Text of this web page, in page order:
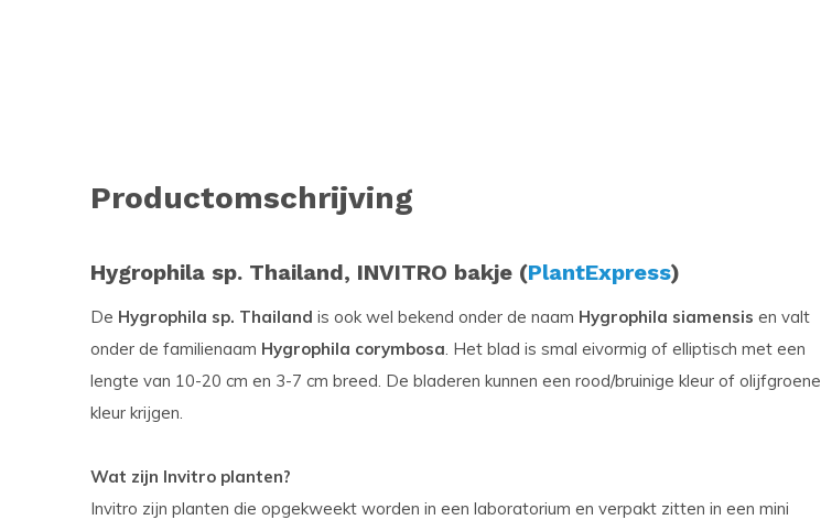
Productomschrijving
Hygrophila sp. Thailand, INVITRO bakje (PlantExpress)
De Hygrophila sp. Thailand is ook wel bekend onder de naam Hygrophila siamensis en valt
onder de familienaam Hygrophila corymbosa. Het blad is smal eivormig of elliptisch met een
lengte van 10-20 cm en 3-7 cm breed. De bladeren kunnen een rood/bruinige kleur of olijfgroene
kleur krijgen.
Wat zijn Invitro planten?
Invitro zijn planten die opgekweekt worden in een laboratorium en verpakt zitten in een mini